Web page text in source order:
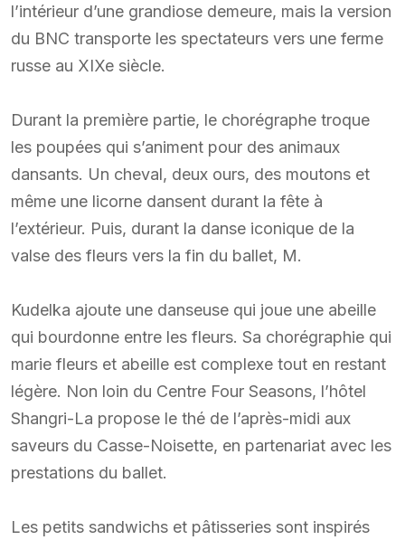
l’intérieur d’une grandiose demeure, mais la version
du BNC transporte les spectateurs vers une ferme
russe au XIXe siècle.
Durant la première partie, le chorégraphe troque
les poupées qui s’animent pour des animaux
dansants. Un cheval, deux ours, des moutons et
même une licorne dansent durant la fête à
l’extérieur. Puis, durant la danse iconique de la
valse des fleurs vers la fin du ballet, M.
Kudelka ajoute une danseuse qui joue une abeille
qui bourdonne entre les fleurs. Sa chorégraphie qui
marie fleurs et abeille est complexe tout en restant
légère. Non loin du Centre Four Seasons, l’hôtel
Shangri-La propose le thé de l’après-midi aux
saveurs du Casse-Noisette, en partenariat avec les
prestations du ballet.
Les petits sandwichs et pâtisseries sont inspirés